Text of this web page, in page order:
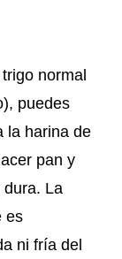
normal
puedes
la harina de
pan y
dura. La
es
ni fría del